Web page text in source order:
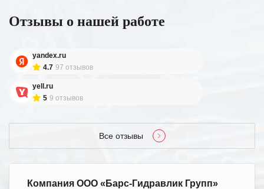
Отзывы о нашей работе
yandex.ru
4.7 97 отзывов
yell.ru
5 9 отзывов
Все отзывы
Компания ООО «Барс-Гидравлик Групп»